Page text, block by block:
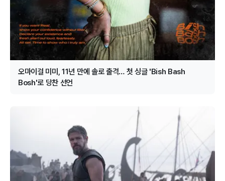
오마이걸 미미, 11년 만에 솔로 출격… 첫 싱글 'Bish Bash
Bosh'로 당찬 선언